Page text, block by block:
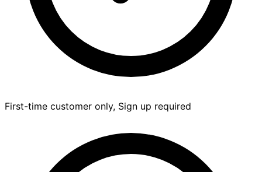
First-time customer only, Sign up required